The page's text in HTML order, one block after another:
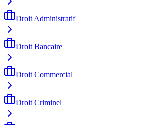
Droit Administratif
Droit Bancaire
Droit Commercial
Droit Criminel